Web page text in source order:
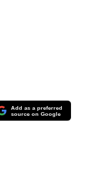
Add as a preferred
source on Google